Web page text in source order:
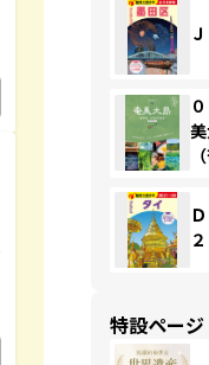
特設ページ